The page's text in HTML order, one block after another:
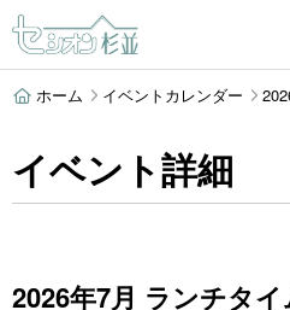
ホーム イベントカレンダー
イベント詳細
2026年7月 ランチタ